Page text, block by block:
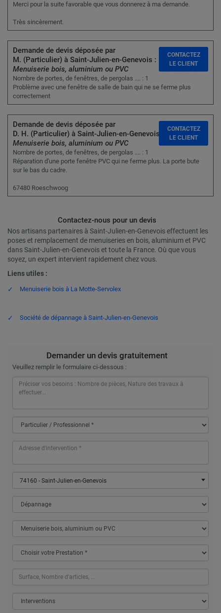
Merci pour la suite favorable que vous donnerez à ma demande.
Très sincèrement.
Demande de devis déposée par
M. (Particulier) à Saint-Julien-en-Genevois :
Menuiserie bois, aluminium ou PVC
Nombre de portes, de fenêtres, de pergolas .... : 1
Problème avec une fenêtre de salle de bain qui ne se ferme plus
correctement
CONTACTEZ
LE CLIENT
Demande de devis déposée par
D. H. (Particulier) à Saint-Julien-en-Genevois :
Menuiserie bois, aluminium ou PVC
Nombre de portes, de fenêtres, de pergolas .... : 1
Réparation d'une porte fenêtre PVC qui ne ferme plus. La porte bute
sur le bas du cadre.
67480 Roeschwoog
CONTACTEZ
LE CLIENT
Contactez-nous pour un devis
Nos artisans partenaires à Saint-Julien-en-Genevois effectuent les
poses et remplacement de menuiseries en bois, aluminium et PVC
dans Saint-Julien-en-Genevois et toute la France. Où que vous
soyez, un expert intervient rapidement chez vous.
Liens utiles :
Menuiserie bois à La Motte-Servolex
Société de dépannage à Saint-Julien-en-Genevois
Demander un devis gratuitement
Veuillez remplir le formulaire ci-dessous :
74160 - Saint-Julien-en-Genevois